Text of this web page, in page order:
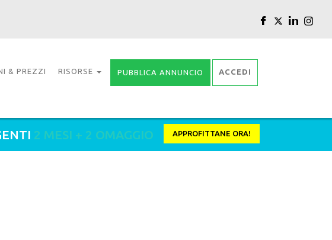
& PREZZI RISORSE PUBBLICA ANNUNCIO ACCEDI
2 MESI + 2 OMAGGIO APPROFITTANE ORA!